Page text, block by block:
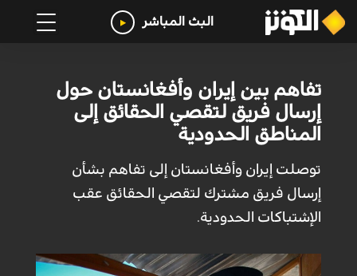
البث المباشر
تفاهم بين إيران وأفغانستان حول
إرسال فريق لتقصي الحقائق إلى
المناطق الحدودية
توصلت إيران وأفغانستان إلى تفاهم بشأن
إرسال فريق مشترك لتقصي الحقائق عقب
الإشتباكات الحدودية.